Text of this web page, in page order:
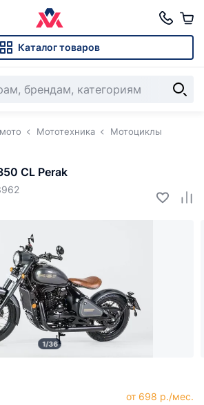
Каталог товаров
Мототехника
Мотоциклы
CL Perak
1/36
от 698 р./мес.